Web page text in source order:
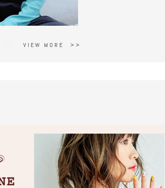
VIEW MORE